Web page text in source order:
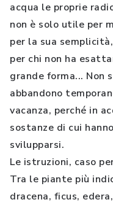
acqua le proprie
non è solo utile per
per la sua
per chi non ha
grande forma... Non
abbandono
vacanza, perché in
sostanze di cui
svilupparsi.
Le istruzioni, caso
Tra le piante più
dracena, ficus,